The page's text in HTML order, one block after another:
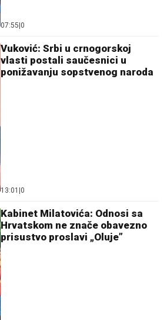
07:55|0
Vuković: Srbi u crnogorskoj
vlasti postali saučesnici u
ponižavanju sopstvenog naroda
13:01 |0
Kabinet Milatovića: Odnosi sa
Hrvatskom ne znače obavezno
prisustvo proslavi „Oluje”